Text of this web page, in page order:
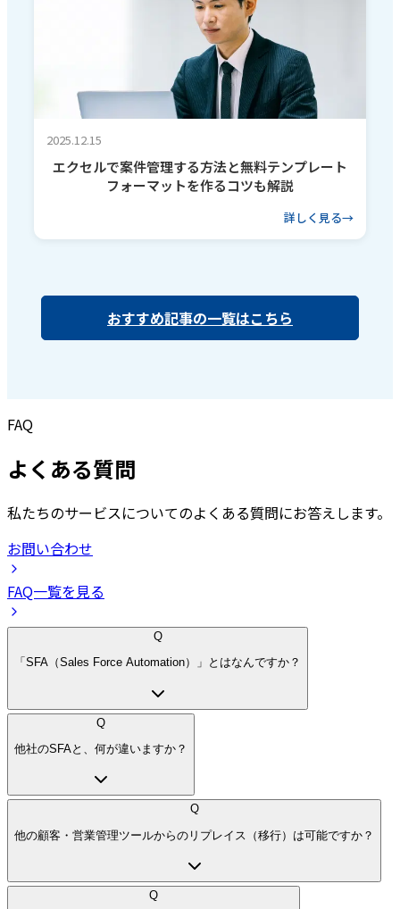
2025.12.15
エクセルで案件管理する方法と無料テンプレート
フォーマットを作るコツも解説
詳しく見る
おすすめ記事の一覧はこちら
FAQ
よくある質問
私たちのサービスについてのよくある質問にお答えします。
お問い合わせ
FAQ一覧を見る
Q
「SFA（Sales Force Automation）」とはなんですか？
Q
他社のSFAと、何が違いますか？
Q
他の顧客・営業管理ツールからのリプレイス（移行）は可能ですか？
Q